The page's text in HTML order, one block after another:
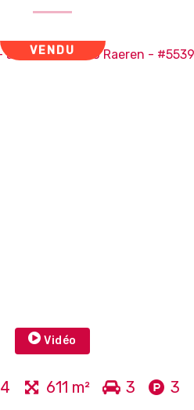
VENDU
Vidéo
4 611 m² 3 3